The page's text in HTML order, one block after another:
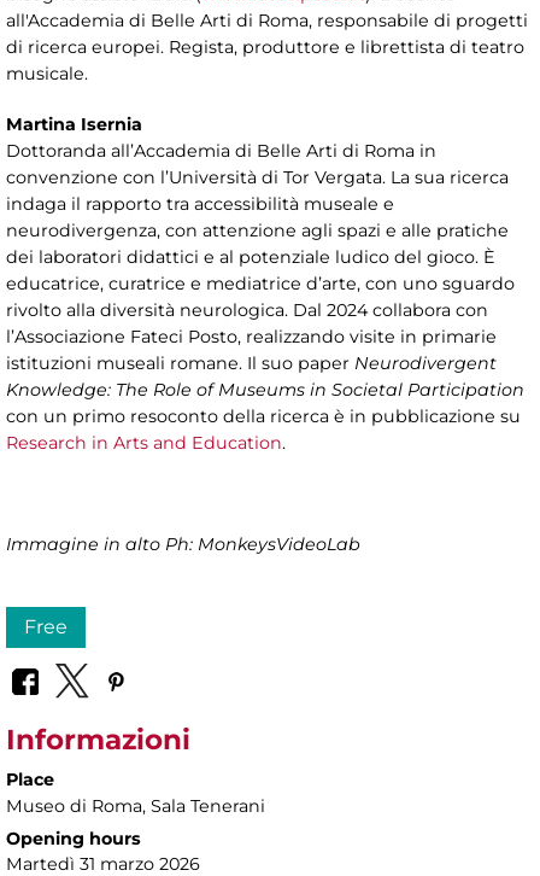
all'Accademia di Belle Arti di Roma, responsabile di progetti
di ricerca europei. Regista, produttore e librettista di teatro
musicale.
Martina Isernia
Dottoranda all’Accademia di Belle Arti di Roma in
convenzione con l’Università di Tor Vergata. La sua ricerca
indaga il rapporto tra accessibilità museale e
neurodivergenza, con attenzione agli spazi e alle pratiche
dei laboratori didattici e al potenziale ludico del gioco. È
educatrice, curatrice e mediatrice d’arte, con uno sguardo
rivolto alla diversità neurologica. Dal 2024 collabora con
l’Associazione Fateci Posto, realizzando visite in primarie
istituzioni museali romane. Il suo paper Neurodivergent
Knowledge: The Role of Museums in Societal Participation
con un primo resoconto della ricerca è in pubblicazione su
Research in Arts and Education.
Immagine in alto Ph: MonkeysVideoLab
Free
Informazioni
Place
Museo di Roma, Sala Tenerani
Opening hours
Martedì 31 marzo 2026